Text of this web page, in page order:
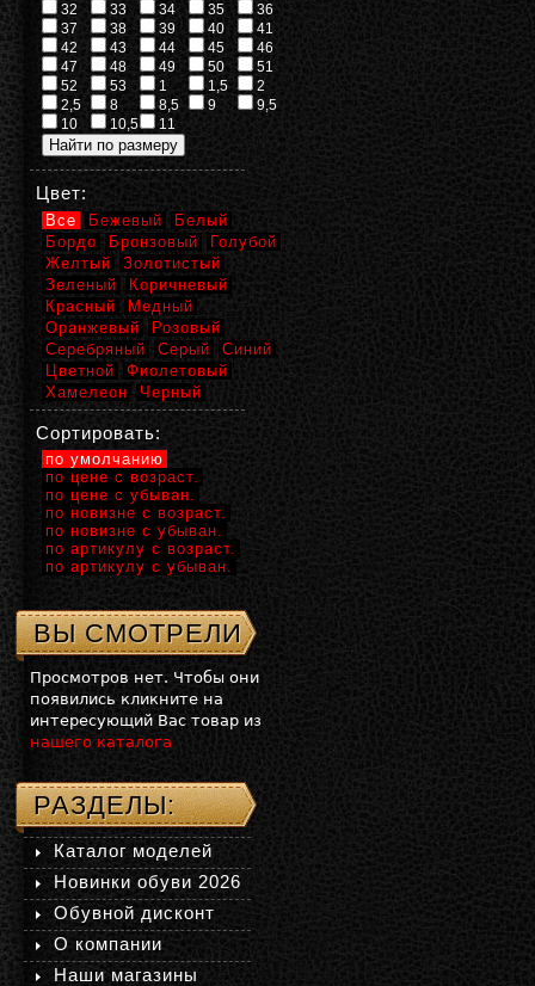
32 33 34 35
36
37
38 39 40
41
42
43 44 45
46
47
48 49 50
51
52
53 1 1,5
2
2,5
8 8,5 9
9,5
10
10,5 11
Цвет:
Все Бежевый
Белый
Бордо
Бронзовый
Голубой
Желтый
Золотистый
Зеленый
Коричневый
Красный
Медный
Оранжевый
Розовый
Серебряный
Серый
Синий
Цветной
Фиолетовый
Хамелеон
Черный
Сортировать:
по умолчанию
по цене с возраст.
по цене с убыван.
по новизне с возраст.
по новизне с убыван.
по артикулу с возраст.
по артикулу с убыван.
ВЫ СМОТРЕЛИ
Просмотров нет. Чтобы они
появились кликните на
интересующий Вас товар из
нашего каталога
РАЗДЕЛЫ:
Каталог моделей
Новинки обуви 2026
Обувной дисконт
О компании
Наши магазины